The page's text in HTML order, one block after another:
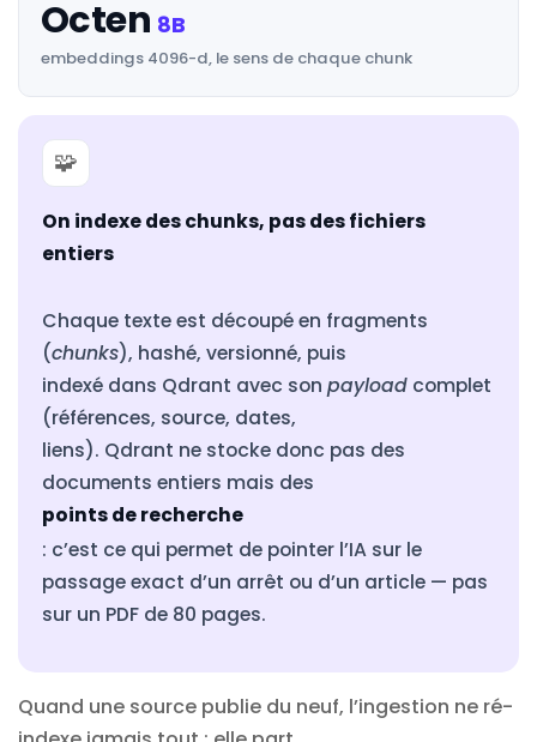
Octen 8B
embeddings 4096-d, le sens de chaque chunk
🧩
On indexe des chunks, pas des fichiers
entiers
Chaque texte est découpé en fragments
(chunks), hashé, versionné, puis
indexé dans Qdrant avec son payload complet
(références, source, dates,
liens). Qdrant ne stocke donc pas des
documents entiers mais des
points de recherche
: c’est ce qui permet de pointer l’IA sur le
passage exact d’un arrêt ou d’un article — pas
sur un PDF de 80 pages.
Quand une source publie du neuf, l’ingestion ne ré-